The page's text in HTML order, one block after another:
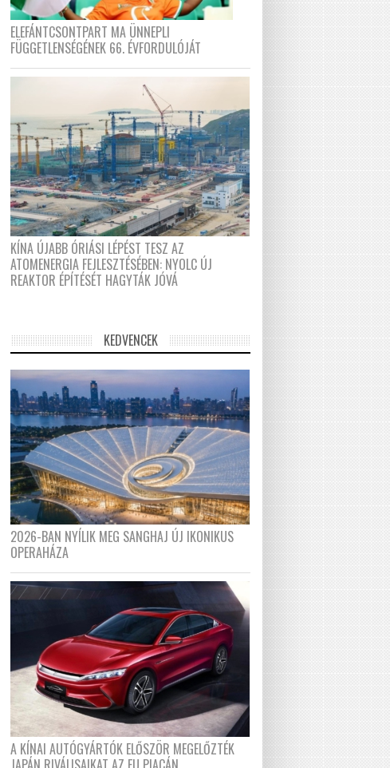
ELEFÁNTCSONTPART MA ÜNNEPLI
FÜGGETLENSÉGÉNEK 66. ÉVFORDULÓJÁT
KÍNA ÚJABB ÓRIÁSI LÉPÉST TESZ AZ
ATOMENERGIA FEJLESZTÉSÉBEN: NYOLC ÚJ
REAKTOR ÉPÍTÉSÉT HAGYTÁK JÓVÁ
KEDVENCEK
2026-BAN NYÍLIK MEG SANGHAJ ÚJ IKONIKUS
OPERAHÁZA
A KÍNAI AUTÓGYÁRTÓK ELŐSZÖR MEGELŐZTÉK